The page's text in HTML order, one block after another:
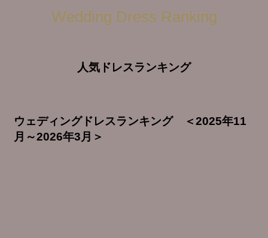
Wedding Dress Ranking
人気ドレスランキング
ウェディングドレスランキング ＜2025年11
月～2026年3月＞